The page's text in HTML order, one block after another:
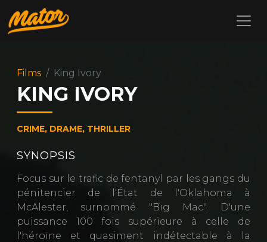
Films King Ivory
KING IVORY
CRIME, DRAME, THRILLER
SYNOPSIS
Focus sur le trafic de fentanyl par les gangs du
pénitencier de l'État de l'Oklahoma à
McAlester, surnommé "Big Mac". D'une
puissance 100 fois supérieure à celle de
l'héroïne et quasiment indétectable à la